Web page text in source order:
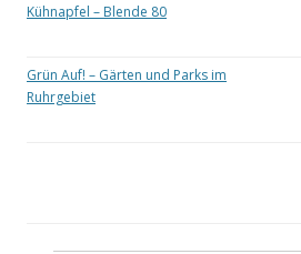
Kühnapfel – Blende 80
Grün Auf! – Gärten und Parks im
Ruhrgebiet